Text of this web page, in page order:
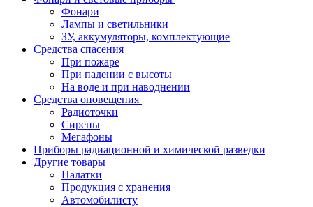
Фонари
Лампы и светильники
ЗУ, аккумуляторы, комплектующие
Средства спасения
При пожаре
При падении с высоты
На воде и при наводнении
Средства оповещения
Радиоточки
Сирены
Мегафоны
Приборы радиационной и химической разведки
Другие товары
Палатки
Продукция с хранения
Автомобилисту